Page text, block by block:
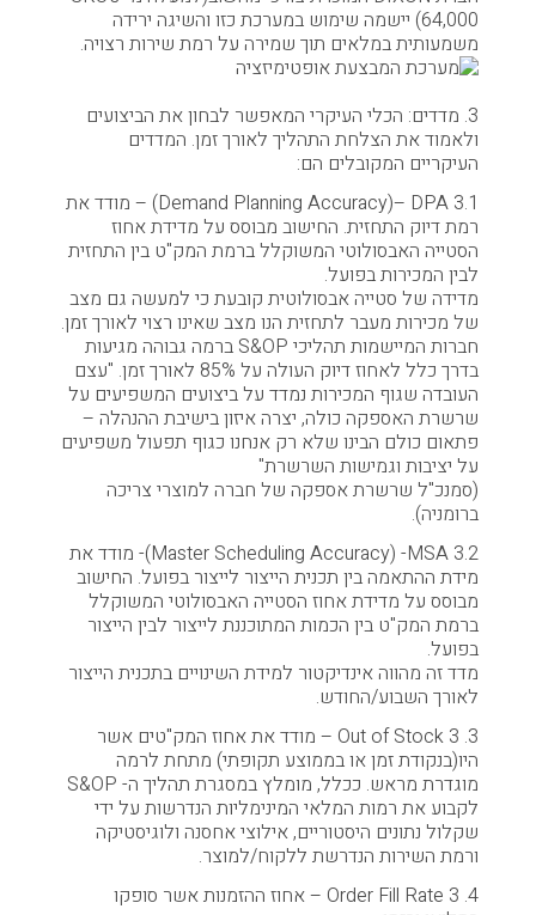
64,000) יישמה שימוש במערכת כזו והשיגה ירידה
משמעותית במלאים תוך שמירה על רמת שירות רצויה.
3. מדדים: הכלי העיקרי המאפשר לבחון את הביצועים
ולאמוד את הצלחת התהליך לאורך זמן. המדדים
העיקריים המקובלים הם:
Demand Planning Accuracy)– DPA 3.1) – מודד את
רמת דיוק התחזית. החישוב מבוסס על מדידת אחוז
הסטייה האבסולוטי המשוקלל ברמת המק"ט בין התחזית
לבין המכירות בפועל.
מדידה של סטייה אבסולוטית קובעת כי למעשה גם מצב
של מכירות מעבר לתחזית הנו מצב שאינו רצוי לאורך זמן.
חברות המיישמות תהליכי S&OP ברמה גבוהה מגיעות
בדרך כלל לאחוז דיוק העולה על 85% לאורך זמן. "עצם
העובדה שגוף המכירות נמדד על ביצועים המשפיעים על
שרשרת האספקה כולה, יצרה איזון בישיבת ההנהלה –
פתאום כולם הבינו שלא רק אנחנו כגוף תפעול משפיעים
על יציבות וגמישות השרשרת"
(סמנכ"ל שרשרת אספקה של חברה למוצרי צריכה
ברומניה).
Master Scheduling Accuracy) -MSA 3.2)- מודד את
מידת ההתאמה בין תכנית הייצור לייצור בפועל. החישוב
מבוסס על מדידת אחוז הסטייה האבסולוטי המשוקלל
ברמת המק"ט בין הכמות המתוכננת לייצור לבין הייצור
בפועל.
מדד זה מהווה אינדיקטור למידת השינויים בתכנית הייצור
לאורך השבוע/החודש.
Out of Stock 3 .3 – מודד את אחוז המק"טים אשר
היו(בנקודת זמן או בממוצע תקופתי) מתחת לרמה
מוגדרת מראש. ככלל, מומלץ במסגרת תהליך ה- S&OP
לקבוע את רמות המלאי המינימליות הנדרשות על ידי
שקלול נתונים היסטוריים, אילוצי אחסנה ולוגיסטיקה
ורמת השירות הנדרשת ללקוח/למוצר.
Order Fill Rate 3 .4 – אחוז ההזמנות אשר סופקו